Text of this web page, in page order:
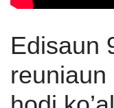
Edisaun
reuniaun